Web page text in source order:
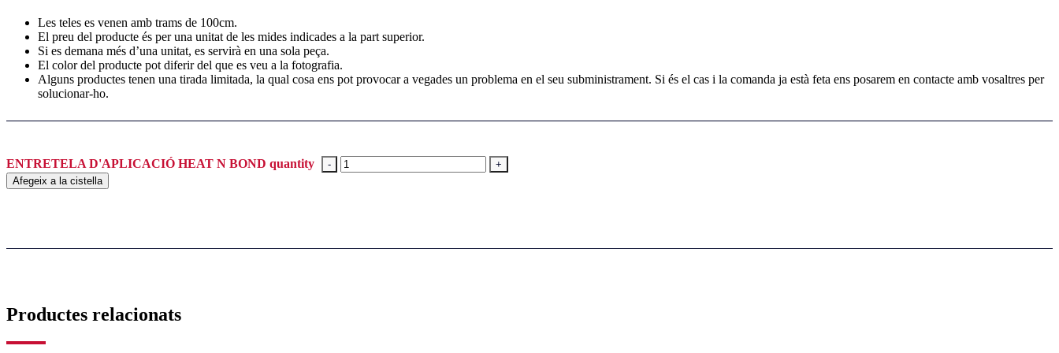
Les teles es venen amb trams de 100cm.
El preu del producte és per una unitat de les mides indicades a la part superior.
Si es demana més d’una unitat, es servirà en una sola peça.
El color del producte pot diferir del que es veu a la fotografia.
Alguns productes tenen una tirada limitada, la qual cosa ens pot provocar a vegades un problema en el seu subministrament. Si és el cas i la comanda ja està feta ens posarem en contacte amb vosaltres per
solucionar-ho.
ENTRETELA D'APLICACIÓ HEAT N BOND quantity
Afegeix a la cistella
Productes relacionats